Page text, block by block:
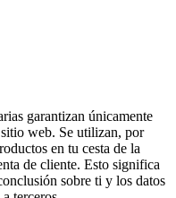
garantizan únicamente
web. Se utilizan, por
en tu cesta de la
de cliente. Esto significa
sobre ti y los datos